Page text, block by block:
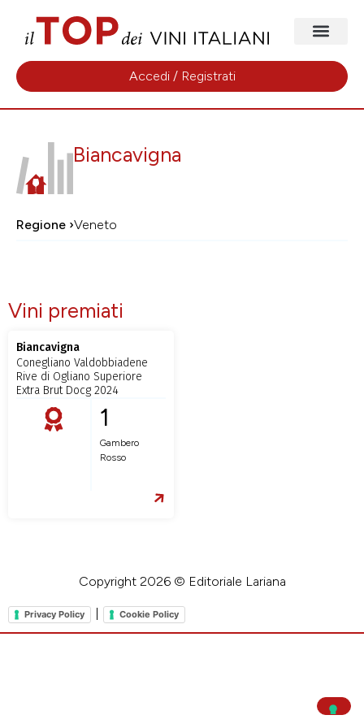
Accedi / Registrati
Biancavigna
Regione ›Veneto
Vini premiati
Biancavigna
Conegliano Valdobbiadene
Rive di Ogliano Superiore
Extra Brut Docg 2024
1
Gambero
Rosso
Copyright 2026 © Editoriale Lariana
Privacy Policy Cookie Policy